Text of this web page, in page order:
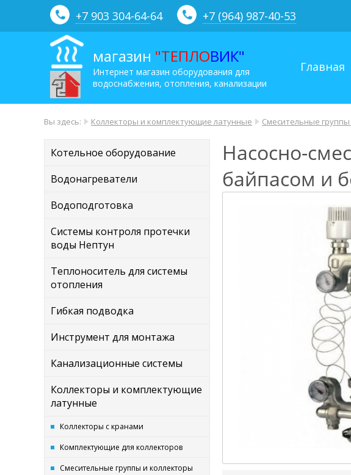
+7 903 304-64-64 +7 (964) 987-40-53
магазин "ТЕПЛОВИК"
Интернет магазин оборудования для
водоснабжения, отопления, канализации
Главная
Вы здесь: Коллекторы и комплектующие латунные Смесительные
Котельное оборудование
Водонагреватели
Водоподготовка
Системы контроля протечки
воды Нептун
Теплоноситель для системы
отопления
Гибкая подводка
Инструмент для монтажа
Канализационные системы
Коллекторы и комплектующие
латунные
Коллекторы с кранами
Комплектующие для коллекторов
Смесительные группы и коллекторы
Насосно-
байпасом и